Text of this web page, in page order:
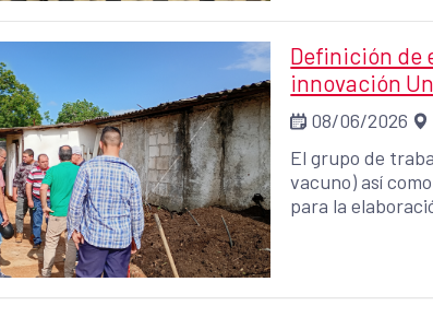
Implementación
Definición de
innovación
08/06/2026
El grupo de
vacuno) así
para la
entre los días 1